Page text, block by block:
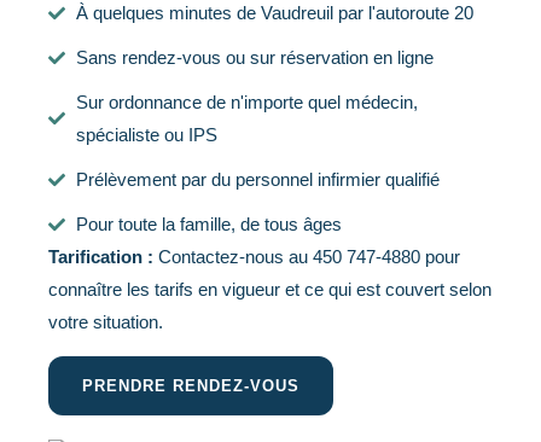
À quelques minutes de Vaudreuil par l'autoroute 20
Sans rendez-vous ou sur réservation en ligne
Sur ordonnance de n'importe quel médecin,
spécialiste ou IPS
Prélèvement par du personnel infirmier qualifié
Pour toute la famille, de tous âges
Tarification : Contactez-nous au 450 747-4880 pour
connaître les tarifs en vigueur et ce qui est couvert selon
votre situation.
PRENDRE RENDEZ-VOUS